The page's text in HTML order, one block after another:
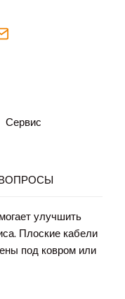
Сервис
улучшить
Плоские кабели
под ковром или